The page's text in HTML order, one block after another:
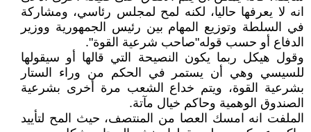
انه لا يعرفها حاليا، لكنه لمح لمجلس رئاسي، ومشاركة
في السلطة وتوزيع المهام بين رئيس الجمهورية ووزير
الدفاع أو حسب قوله"صاحب شرعية القوة".
وقول هيكل ربما يكون النصيحة التي قالها أو سيقولها
للسيسي وهي أن يستمر في الحكم من وراء الستار
بشرعية القوة، ويتم خداع الشعب مرة أخرى بشرعية
الصندوق الوهمية وحاكم خيال مآتة.
الملفت انه امسك العصا من المنتصف، حيث المح لتأييد